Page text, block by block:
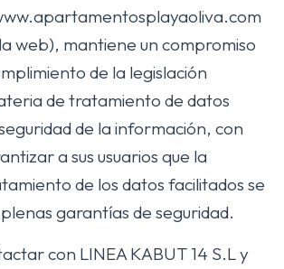
web), mantiene un compromiso
de la legislación
de tratamiento de datos
de la información, con
a sus usuarios que la
de los datos facilitados se
garantías de seguridad.
con LINEA KABUT 14 S.L y